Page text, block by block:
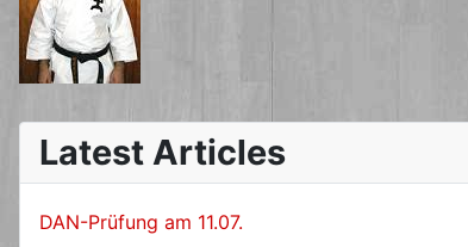
Latest Articles
DAN-Prüfung am 11.07.